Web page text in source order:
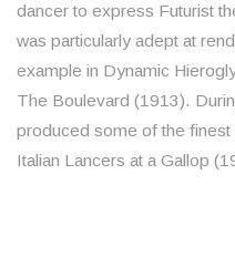
dancer to express Futurist
was particularly adept at
example in Dynamic
The Boulevard (1913).
produced some of the finest
Italian Lancers at a Gallop